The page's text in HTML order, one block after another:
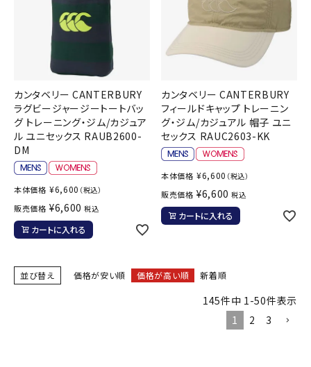
カンタベリー CANTERBURY
ラグビージャージートートバッ
グ トレーニング・ジム/カジュア
ル ユニセックス RAUB2600-
DM
本体価格 ¥6,600 （税込）
販売価格 ¥6,600 税込
カートに入れる
カンタベリー CANTERBURY
フィールドキャップ トレーニン
グ・ジム/カジュアル 帽子 ユニ
セックス RAUC2603-KK
本体価格 ¥6,600 （税込）
販売価格 ¥6,600 税込
カートに入れる
並び替え 価格が安い順 価格が高い順 新着順
145件中 1 -50件表示
1
2 3